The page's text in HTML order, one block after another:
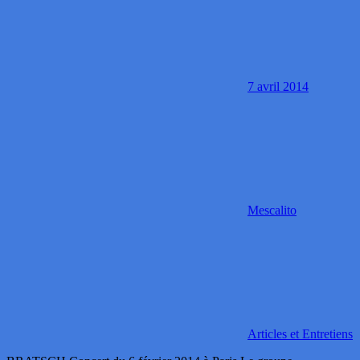
7 avril 2014
Mescalito
Articles et Entretiens